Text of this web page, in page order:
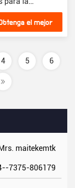
maitekemtk
7375-806179
de vapeo
el mejor
4 5 6